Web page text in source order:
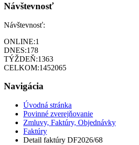
Návštevnosť
Návštevnosť:
ONLINE:1
DNES:178
TÝŽDEŇ:1363
CELKOM:1452065
Navigácia
Úvodná stránka
Povinné zverejňovanie
Zmluvy, Faktúry, Objednávky
Faktúry
Detail faktúry DF2026/68